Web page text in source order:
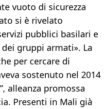
vuoto di sicurezza
si è rivelato
pubblici basilari e
gruppi armati». La
per cercare di
sostenuto nel 2014
alleanza promossa
Presenti in Mali già